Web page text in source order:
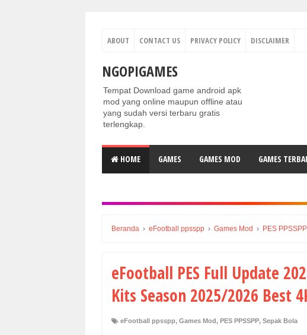
ABOUT CONTACT US PRIVACY POLICY DISCLAIMER
NGOPIGAMES
Tempat Download game android apk
mod yang online maupun offline atau
yang sudah versi terbaru gratis
terlengkap.
HOME GAMES GAMES MOD GAMES
Beranda › eFootball ppsspp › Games Mod › PES PPSSPP
eFootball PES Full Update
Kits Season 2025/2026 Best
eFootball ppsspp, Games Mod, PES PPSSPP, Sepak Bola